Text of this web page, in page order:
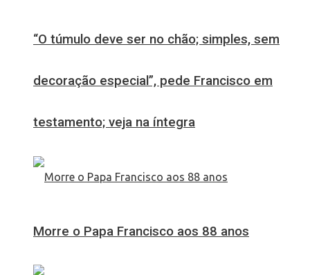
“O túmulo deve ser no chão; simples, sem
decoração especial”, pede Francisco em
testamento; veja na íntegra
Morre o Papa Francisco aos 88 anos